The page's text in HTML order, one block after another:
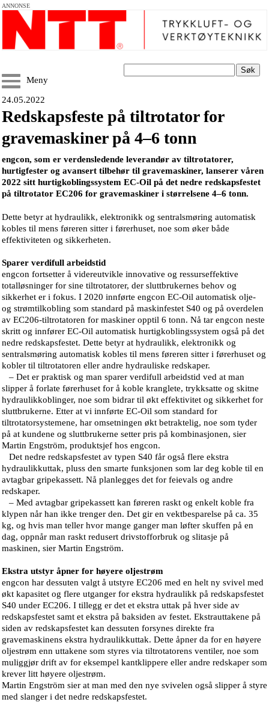
ANNONSE
Søk
Meny
24.05.2022
Redskapsfeste på tiltrotator for
gravemaskiner på 4–6 tonn
engcon, som er verdensledende leverandør av tiltrotatorer,
hurtigfester og avansert tilbehør til gravemaskiner, lanserer våren
2022 sitt hurtigkoblingssystem EC-Oil på det nedre redskapsfestet
på tiltrotator EC206 for gravemaskiner i størrelsene 4–6 tonn.
Dette betyr at hydraulikk, elektronikk og sentralsmøring automatisk
kobles til mens føreren sitter i førerhuset, noe som øker både
effektiviteten og sikkerheten.
Sparer verdifull arbeidstid
engcon fortsetter å videreutvikle innovative og ressurseffektive
totalløsninger for sine tiltrotatorer, der sluttbrukernes behov og
sikkerhet er i fokus. I 2020 innførte engcon EC-Oil automatisk olje-
og strømtilkobling som standard på maskinfestet S40 og på overdelen
av EC206-tiltrotatoren for maskiner opptil 6 tonn. Nå tar engcon neste
skritt og innfører EC-Oil automatisk hurtigkoblingssystem også på det
nedre redskapsfestet. Dette betyr at hydraulikk, elektronikk og
sentralsmøring automatisk kobles til mens føreren sitter i førerhuset og
kobler til tiltrotatoren eller andre hydrauliske redskaper.
– Det er praktisk og man sparer verdifull arbeidstid ved at man
slipper å forlate førerhuset for å koble kranglete, trykksatte og skitne
hydraulikkoblinger, noe som bidrar til økt effektivitet og sikkerhet for
sluttbrukerne. Etter at vi innførte EC-Oil som standard for
tiltrotatorsystemene, har omsetningen økt betraktelig, noe som tyder
på at kundene og sluttbrukerne setter pris på kombinasjonen, sier
Martin Engström, produktsjef hos engcon.
Det nedre redskapsfestet av typen S40 får også flere ekstra
hydraulikkuttak, pluss den smarte funksjonen som lar deg koble til en
avtagbar gripekassett. Nå planlegges det for feievals og andre
redskaper.
– Med avtagbar gripekassett kan føreren raskt og enkelt koble fra
klypen når han ikke trenger den. Det gir en vektbesparelse på ca. 35
kg, og hvis man teller hvor mange ganger man løfter skuffen på en
dag, oppnår man raskt redusert drivstofforbruk og slitasje på
maskinen, sier Martin Engström.
Ekstra utstyr åpner for høyere oljestrøm
engcon har dessuten valgt å utstyre EC206 med en helt ny svivel med
økt kapasitet og flere utganger for ekstra hydraulikk på redskapsfestet
S40 under EC206. I tillegg er det et ekstra uttak på hver side av
redskapsfestet samt et ekstra på baksiden av festet. Ekstrauttakene på
siden av redskapsfestet kan dessuten forsynes direkte fra
gravemaskinens ekstra hydraulikkuttak. Dette åpner da for en høyere
oljestrøm enn uttakene som styres via tiltrotatorens ventiler, noe som
muliggjør drift av for eksempel kantklippere eller andre redskaper som
krever litt høyere oljestrøm.
Martin Engström sier at man med den nye svivelen også slipper å styre
med slanger i det nedre redskapsfestet.